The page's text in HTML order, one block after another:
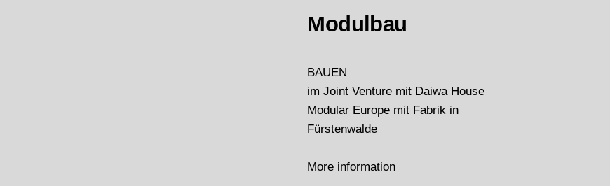
Modulbau
BAUEN
im Joint Venture mit Daiwa House
Modular Europe mit Fabrik in
Fürstenwalde
More information